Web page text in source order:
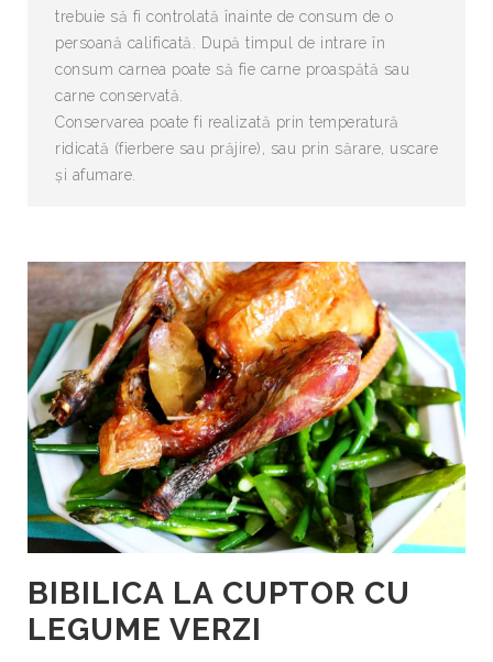
trebuie să fi controlată înainte de consum de o
persoană calificată. După timpul de intrare în
consum carnea poate să fie carne proaspătă sau
carne conservată.
Conservarea poate fi realizată prin temperatură
ridicată (fierbere sau prăjire), sau prin sărare, uscare
și afumare.
BIBILICA LA CUPTOR CU
LEGUME VERZI